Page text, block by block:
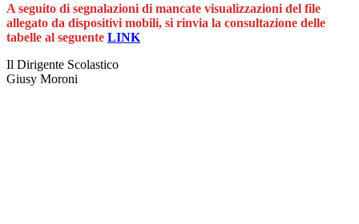
A seguito di segnalazioni di mancate visualizzazioni del file
allegato da dispositivi mobili, si rinvia la consultazione delle
tabelle al seguente LINK
Il Dirigente Scolastico
Giusy Moroni